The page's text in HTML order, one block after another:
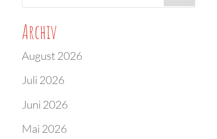
Archiv
August 2026
Juli 2026
Juni 2026
Mai 2026